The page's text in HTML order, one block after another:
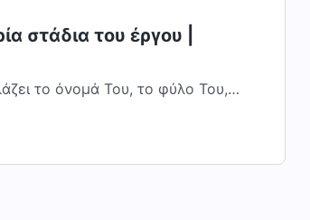
στάδια του έργου |
το όνομά Του, το φύλο Του,